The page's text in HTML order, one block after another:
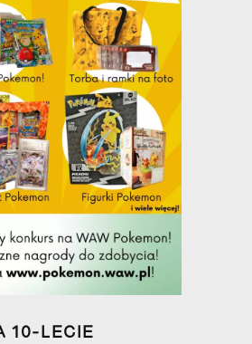
10-LECIE